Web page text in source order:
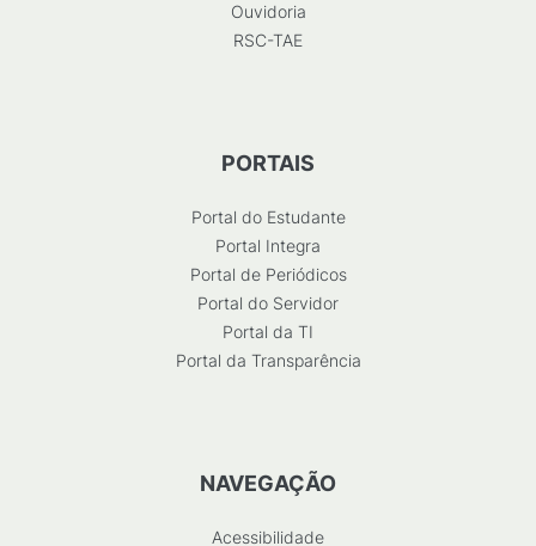
Ouvidoria
RSC-TAE
PORTAIS
Portal do Estudante
Portal Integra
Portal de Periódicos
Portal do Servidor
Portal da TI
Portal da Transparência
NAVEGAÇÃO
Acessibilidade